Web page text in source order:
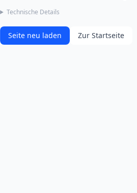
Technische Details
Seite neu laden Zur Startseite